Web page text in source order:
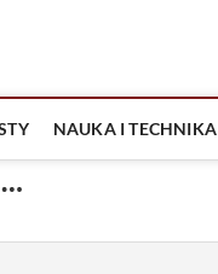
NAUKA I TECHNIKA